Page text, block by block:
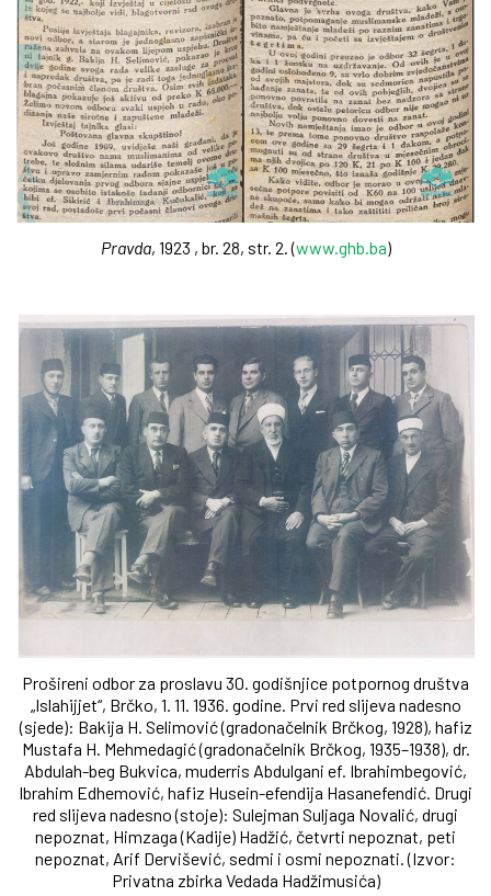
Pravda, 1923 , br. 28, str. 2. (www.ghb.ba)
Prošireni odbor za proslavu 30. godišnjice potpornog društva
„Islahijjet“, Brčko, 1. 11. 1936. godine. Prvi red slijeva nadesno
(sjede): Bakija H. Selimović (gradonačelnik Brčkog, 1928), hafiz
Mustafa H. Mehmedagić (gradonačelnik Brčkog, 1935–1938), dr.
Abdulah-beg Bukvica, muderris Abdulgani ef. Ibrahimbegović,
Ibrahim Edhemović, hafiz Husein-efendija Hasanefendić. Drugi
red slijeva nadesno (stoje): Sulejman Suljaga Novalić, drugi
nepoznat, Himzaga (Kadije) Hadžić, četvrti nepoznat, peti
nepoznat, Arif Dervišević, sedmi i osmi nepoznati. (Izvor:
Privatna zbirka Vedada Hadžimusića)